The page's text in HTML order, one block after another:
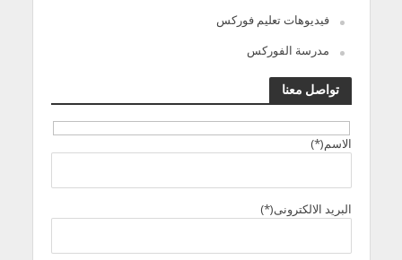
فيديوهات تعليم فوركس
مدرسة الفوركس
تواصل معنا
الاسم(*)
البريد الالكترونى(*)